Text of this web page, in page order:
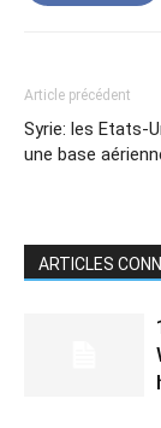
Article précédent
Syrie: les Etats-
une base
ARTICLES